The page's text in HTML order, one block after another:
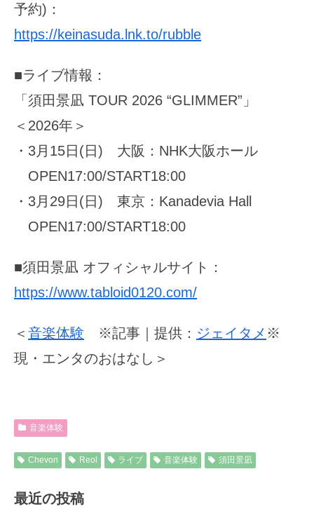
予約)：
https://keinasuda.lnk.to/rubble
■ライブ情報：
「須田景凪 TOUR 2026 “GLIMMER”」
＜2026年＞
・3月15日(日) 大阪：NHK大阪ホール
OPEN17:00/START18:00
・3月29日(日) 東京：Kanadevia Hall
OPEN17:00/START18:00
■須田景凪 オフィシャルサイト：
https://www.tabloid0120.com/
＜ 音楽体験 ※記事｜提供： ジェイタメ ※
現・エンタのおはなし＞
音楽体験
Chevon Reol ライブ 音楽体験 須田景凪
最近の投稿